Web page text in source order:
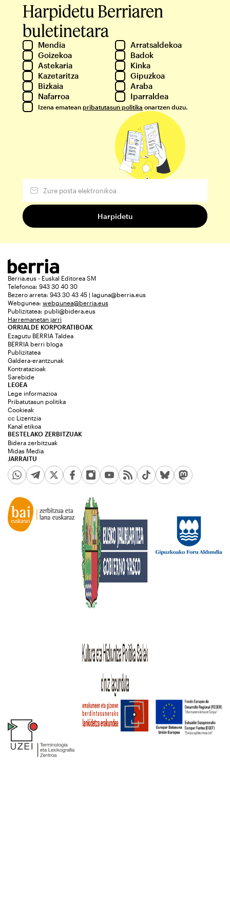
Harpidetu Berriaren
buletinetara
Mendia
Arratsaldekoa
Goizekoa
Badok
Astekaria
Kinka
Kazetaritza
Gipuzkoa
Bizkaia
Araba
Nafarroa
Iparraldea
Izena ematean pribatutasun politika onartzen duzu.
Berria.eus - Euskal Editorea SM
Telefonoa: 943 30 40 30
Bezero arreta: 943 30 43 45 | laguna@berria.eus
Webgunea: webgunea@berria.eus
Publizitatea: publi@bidera.eus
Harremanetan jarri
ORRIALDE KORPORATIBOAK
Ezagutu BERRIA Taldea
BERRIA berri bloga
Publizitatea
Galdera-erantzunak
Kontratazioak
Sarebide
JARRAITU
LEGEA
Lege informazioa
Pribatutasun politika
Cookieak
cc Lizentzia
Kanal etikoa
BESTELAKO ZERBITZUAK
Bidera zerbitzuak
Midas Media